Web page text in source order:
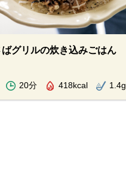
ばグリルの炊き込みごはん
20分 418kcal 1.4g